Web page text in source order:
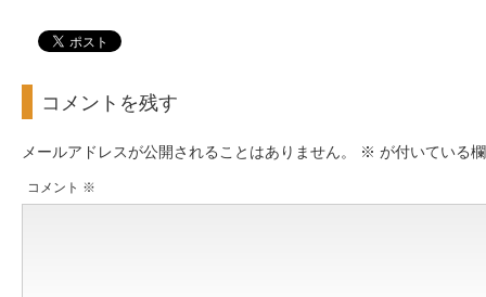
コメントを残す
メールアドレスが公開されることはありません。 ※ が付いている
コメント ※